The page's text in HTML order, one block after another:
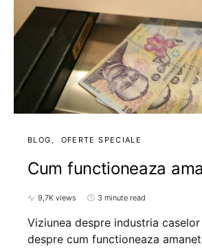
BLOG OFERTE SPECIALE
Cum functioneaza
9,7K views 3 minute read
Viziunea despre industria
despre cum functioneaza